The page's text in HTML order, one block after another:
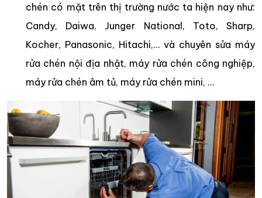
chén có mặt trên thị trường nước ta hiện nay như:
Candy, Daiwa, Junger National, Toto, Sharp,
Kocher, Panasonic, Hitachi,… và chuyên sửa máy
rửa chén nội địa nhật, máy rửa chén công nghiệp,
máy rửa chén âm tủ, máy rửa chén mini, …